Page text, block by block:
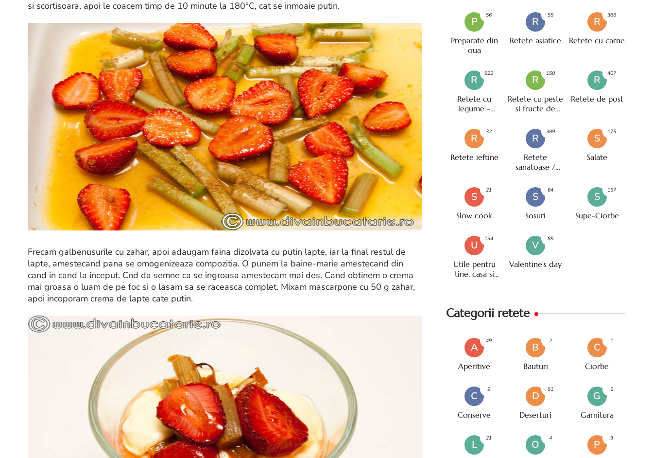
si scortisoara, apoi le coacem timp de 10 minute la 180°C, cat se inmoaie putin.
Frecam galbenusurile cu zahar, apoi adaugam faina dizolvata cu putin lapte, iar la final restul de
lapte, amestecand pana se omogenizeaza compozitia. O punem la baine-marie amestecand din
cand in cand la inceput. Cnd da semne ca se ingroasa amestecam mai des. Cand obtinem o crema
mai groasa o luam de pe foc si o lasam sa se raceasca complet. Mixam mascarpone cu 50 g zahar,
apoi incoporam crema de lapte cate putin.
P
Preparate din
oua
56
R
Retete asiatice
55
R
Retete cu carne
386
R
Retete cu
legume -
522
R
Retete cu peste
si fructe de
150
R
Retete de post
407
R
Retete ieftine
32
R
Retete
sanatoase /
389
S
Salate
175
S
Slow cook
21
S
Sosuri
64
S
Supe-Ciorbe
157
U
Utile pentru
tine, casa si
134
V
Valentine's day
85
Categorii retete
A
Aperitive
49
B
Bauturi
2
C
Ciorbe
1
C
Conserve
9
D
Deserturi
51
G
Garnitura
6
L
21
O
4
P
3